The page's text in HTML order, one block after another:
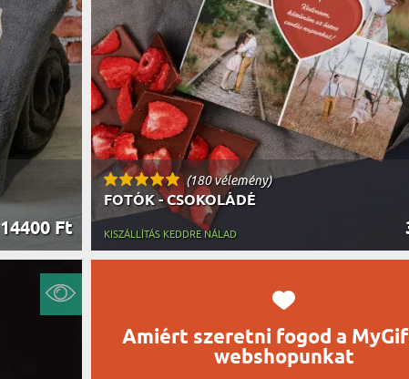
ÉLELMISZEREK
AZ AJÁNDÉK VONÁSAI
14400 Ft
(180 vélemény)
FOTÓK - CSOKOLÁDÉ
KISZÁLLÍTÁS KEDDRE NÁLAD
Amiért szeretni fogod a
webshopunkat